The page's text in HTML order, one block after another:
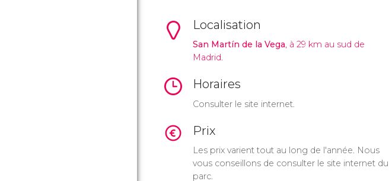
Localisation
San Martín de la Vega, à 29 km au sud de
Madrid.
Horaires
Consulter le site internet.
Prix
Les prix varient tout au long de l'année. Nous
vous conseillons de consulter le site internet du
parc.